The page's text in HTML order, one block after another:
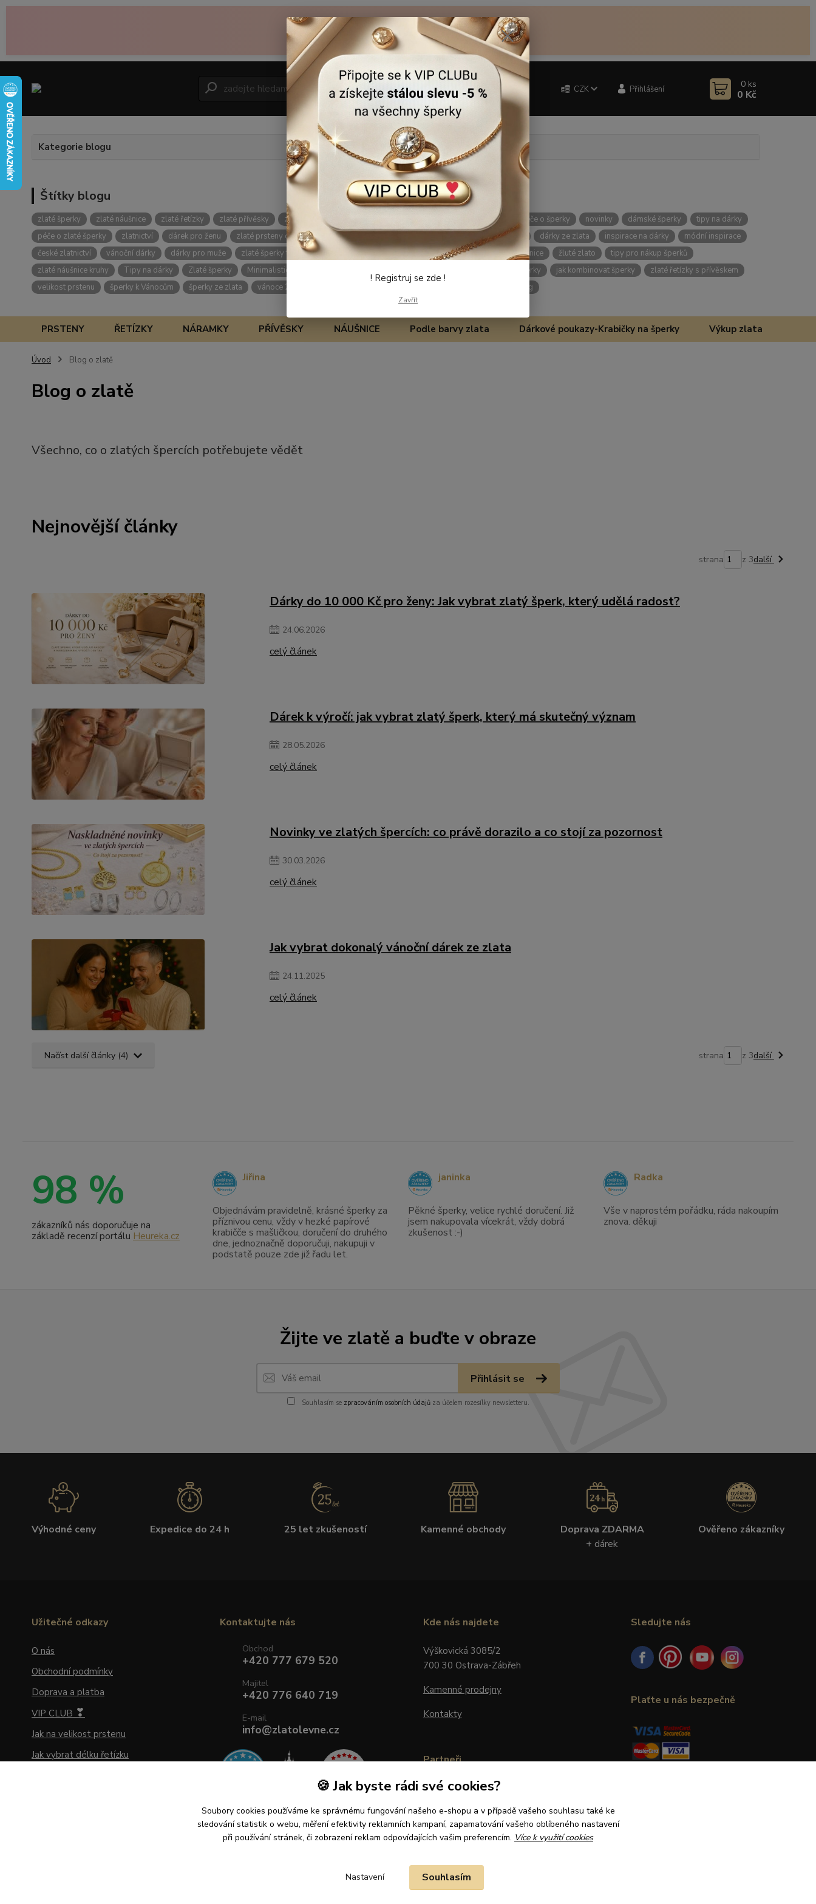
🌸 Sleva na zlaté šperkyaž -42%
Vyberte si svůj šperk včas
CZK Přihlášení
Hledat 0 ks
0 Kč
Kategorie blogu
Štítky blogu
zlaté šperky zlaté náušnice zlaté řetízky zlaté přívěsky zlaté prsteny bílé zlato péče o šperky novinky dámské šperky
tipy na dárky
péče o zlaté šperky
zlatnictví dárek pro ženu zlaté prsteny dárek jak vybrat šperk dárek pro maminku dárky ze zlata inspirace na dárky
módní inspirace
české zlatnictví
vánoční dárky dárky pro muže zlaté šperky tipy 14karátové zlato zlaté dárky pro ženy dárky náušnice žluté zlato
tipy pro nákup šperků
zlaté náušnice kruhy
Tipy na dárky Zlaté šperky Minimalistické šperky tipy na šperky jak kombinovat šperky
zlaté řetízky s přívěskem
velikost prstenu
šperky k Vánocům šperky ze zlata vánoce 2025 styling
PRSTENY ŘETÍZKY NÁRAMKY PŘÍVĚSKY NÁUŠNICE Podle barvy zlata Dárkové poukazy-Krabičky na šperky Výkup zlata
Úvod Blog o zlatě
Blog o zlatě
Všechno, co o zlatých špercích potřebujete vědět
Nejnovější články
strana z 3další
Dárky do 10 000 Kč pro ženy: Jak vybrat zlatý šperk, který udělá radost?
24.06.2026
celý článek
Dárek k výročí: jak vybrat zlatý šperk, který má skutečný význam
28.05.2026
celý článek
Novinky ve zlatých špercích: co právě dorazilo a co stojí za pozornost
30.03.2026
celý článek
Jak vybrat dokonalý vánoční dárek ze zlata
24.11.2025
celý článek
Načíst další články (4) strana z 3další
Žijte ve zlatě a buďte v obraze
Přihlásit se
Souhlasím se zpracováním osobních údajůza účelem rozesílky newsletteru.
Výhodné ceny Expedice do 24 h 25 let zkušeností Kamenné obchody
Doprava ZDARMA
+ dárek
Ověřeno zákazníky
Užitečné odkazy
O nás
Obchodní podmínky
Doprava a platba
VIP CLUB ❣
Jak na velikost prstenu
Jak vybrat délku řetízku
Kde nás najdete
Výškovická 3085/2
700 30 Ostrava-Zábřeh
Kamenné prodejny
Kontakty
Partneři
Sledujte nás
Plaťte u nás bezpečně
Kontaktujte nás
Obchod
+420 777 679 520
Majitel
+420 776 640 719
E-mail
info@zlatolevne.cz
98 %
zákazníků nás doporučuje na
základě recenzí portálu Heureka.cz
Objednávám pravidelně, krásné šperky za
příznivou cenu, vždy v hezké papírové
krabičče s mašličkou, doručení do druhého
dne, jednoznačně doporučuji, nakupuji v
podstatě pouze zde již řadu let.
Jiřina
Pěkné šperky, velice rychlé doručení. Již
jsem nakupovala vícekrát, vždy dobrá
zkušenost :-)
janinka
Vše v naprostém pořádku, ráda nakoupím
znova. děkuji
Radka
! Registruj se zde !
Zavřít
🍪 Jak byste rádi své cookies?
Soubory cookies používáme ke správnému fungování našeho e-shopu a v případě vašeho souhlasu také ke
sledování statistik o webu, měření efektivity reklamních kampaní, zapamatování vašeho oblíbeného nastavení
při používání stránek, či zobrazení reklam odpovídajících vašim preferencím. Více k využití cookies
Nastavení Souhlasím